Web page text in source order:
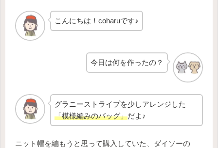
こんにちは！coharuです♪
今日は何を作ったの？
グラニーストライプを少しアレンジした
「模様編みのバッグ」だよ♪
ニット帽を編もうと思って購入していた、ダイソーの